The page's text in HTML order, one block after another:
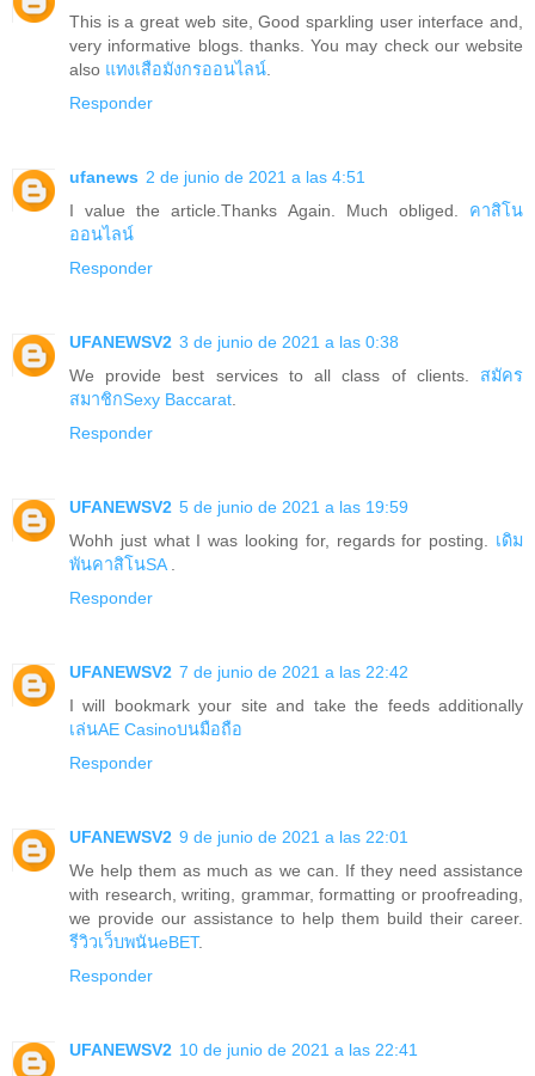
This is a great web site, Good sparkling user interface and,
very informative blogs. thanks. You may check our website
also แทงเสือมังกรออนไลน์.
Responder
ufanews 2 de junio de 2021 a las 4:51
I value the article.Thanks Again. Much obliged. คาสิโน
ออนไลน์
Responder
UFANEWSV2 3 de junio de 2021 a las 0:38
We provide best services to all class of clients. สมัคร
สมาชิกSexy Baccarat.
Responder
UFANEWSV2 5 de junio de 2021 a las 19:59
Wohh just what I was looking for, regards for posting. เดิม
พันคาสิโนSA.
Responder
UFANEWSV2 7 de junio de 2021 a las 22:42
I will bookmark your site and take the feeds additionally
เล่นAE Casinoบนมือถือ
Responder
UFANEWSV2 9 de junio de 2021 a las 22:01
We help them as much as we can. If they need assistance
with research, writing, grammar, formatting or proofreading,
we provide our assistance to help them build their career.
รีวิวเว็บพนันeBET.
Responder
UFANEWSV2 10 de junio de 2021 a las 22:41